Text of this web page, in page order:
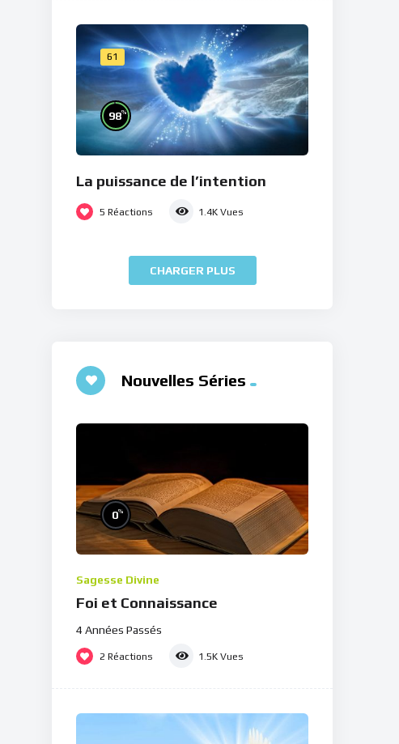
61
98%
La puissance de l’intention
5 Réactions 1.4K Vues
CHARGER PLUS
Nouvelles Séries
0%
Sagesse Divine
Foi et Connaissance
4 Années Passés
2 Réactions 1.5K Vues